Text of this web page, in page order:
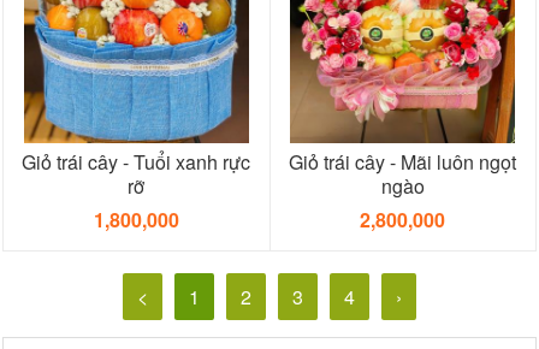
Giỏ trái cây - Tuổi xanh rực
rỡ
1,800,000
Giỏ trái cây - Mãi luôn ngọt
ngào
2,800,000
< 1 2 3 4 ›